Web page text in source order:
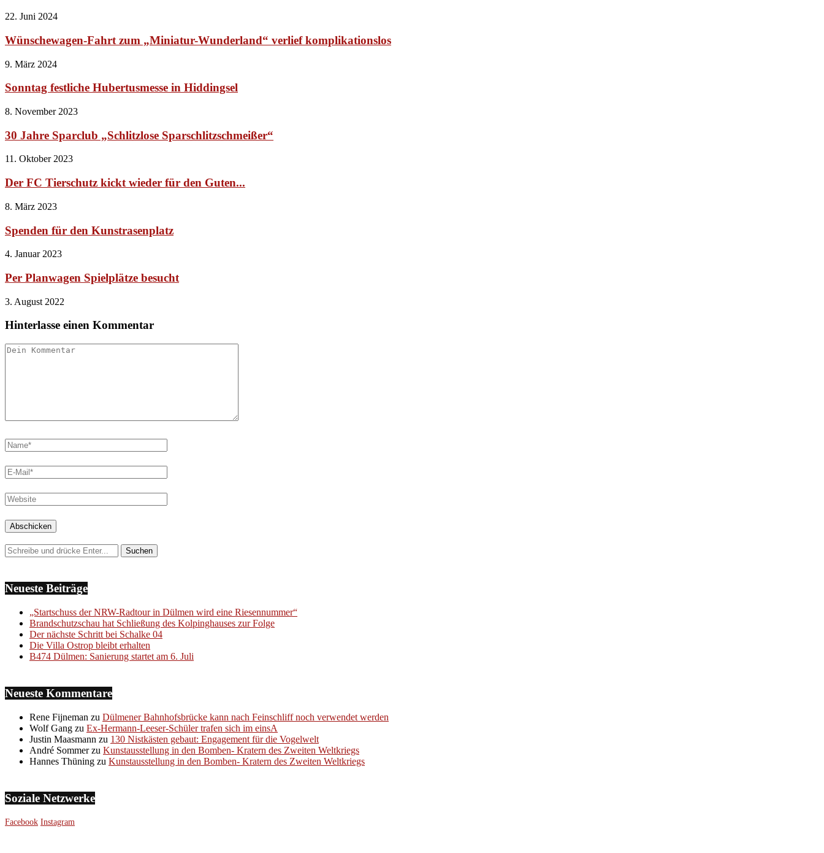
22. Juni 2024
Wünschewagen-Fahrt zum „Miniatur-Wunderland“ verlief komplikationslos
9. März 2024
Sonntag festliche Hubertusmesse in Hiddingsel
8. November 2023
30 Jahre Sparclub „Schlitzlose Sparschlitzschmeißer“
11. Oktober 2023
Der FC Tierschutz kickt wieder für den Guten...
8. März 2023
Spenden für den Kunstrasenplatz
4. Januar 2023
Per Planwagen Spielplätze besucht
3. August 2022
Hinterlasse einen Kommentar
Neueste Beiträge
„Startschuss der NRW-Radtour in Dülmen wird eine Riesennummer“
Brandschutzschau hat Schließung des Kolpinghauses zur Folge
Der nächste Schritt bei Schalke 04
Die Villa Ostrop bleibt erhalten
B474 Dülmen: Sanierung startet am 6. Juli
Neueste Kommentare
Rene Fijneman zu Dülmener Bahnhofsbrücke kann nach Feinschliff noch verwendet werden
Wolf Gang zu Ex-Hermann-Leeser-Schüler trafen sich im einsA
Justin Maasmann zu 130 Nistkästen gebaut: Engagement für die Vogelwelt
André Sommerzu Kunstausstellung in den Bomben- Kratern des Zweiten Weltkriegs
Hannes Thüning zu Kunstausstellung in den Bomben- Kratern des Zweiten Weltkriegs
Soziale Netzwerke
Facebook Instagram